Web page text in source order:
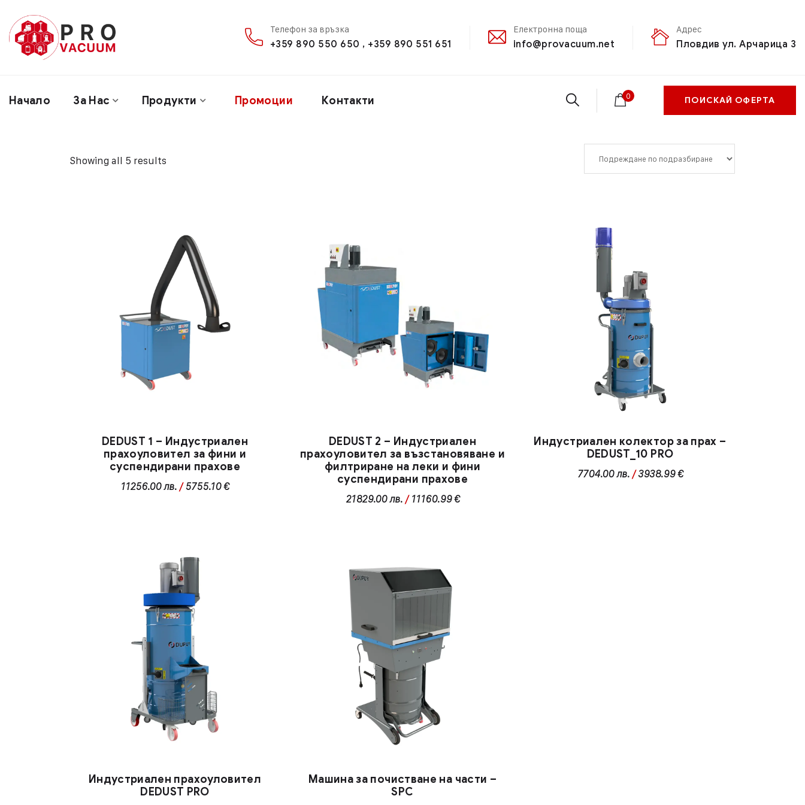
Телефон за връзка
+359 890 550 650 , +359 890 551 651
Електронна поща
info@provacuum.net
Адрес
Пловдив ул. Арчарица 3
Начало За Нас Продукти Промоции Контакти 0 ПОИСКАЙ ОФЕРТА
Showing all 5 results
DEDUST 1 – Индустриален
прахоуловител за фини и
суспендирани прахове
11256.00лв. / 5755.10 €
DEDUST 2 – Индустриален
прахоуловител за възстановяване и
филтриране на леки и фини
суспендирани прахове
21829.00лв./ 11160.99 €
Индустриален колектор за прах –
DEDUST_10 PRO
7704.00лв./3938.99 €
Индустриален прахоуловител
DEDUST PRO
Машина за почистване на части –
SPC